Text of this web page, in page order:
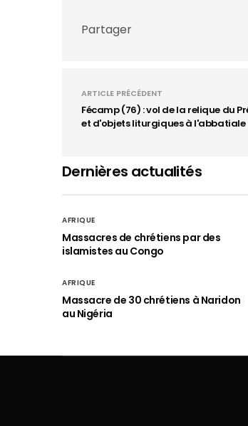
Partager
ARTICLE PRÉCÉDENT
Fécamp (76) : vol de la relique du
et d'objets liturgiques à l'abbatiale
Dernières actualités
AFRIQUE
Massacres de chrétiens par des
islamistes au Congo
AFRIQUE
Massacre de 30 chrétiens à Naridon
au Nigéria